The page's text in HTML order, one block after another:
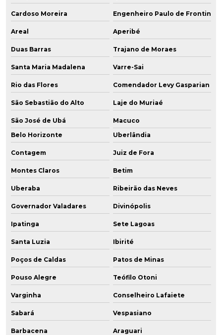
Cardoso Moreira Engenheiro Paulo de Frontin
Areal Aperibé
Duas Barras Trajano de Moraes
Santa Maria Madalena Varre-Sai
Rio das Flores Comendador Levy Gasparian
São Sebastião do Alto Laje do Muriaé
São José de Ubá
Macuco
Belo Horizonte
Uberlândia
Contagem Juiz de Fora
Montes Claros Betim
Uberaba Ribeirão das Neves
Governador Valadares Divinópolis
Ipatinga Sete Lagoas
Santa Luzia Ibirité
Poços de Caldas Patos de Minas
Pouso Alegre Teófilo Otoni
Varginha Conselheiro Lafaiete
Sabará Vespasiano
Barbacena Araguari